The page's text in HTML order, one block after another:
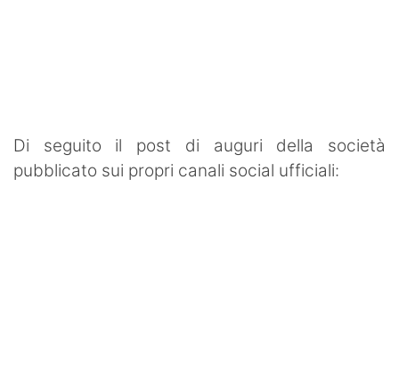
Di seguito il post di auguri della società
pubblicato sui propri canali social ufficiali: